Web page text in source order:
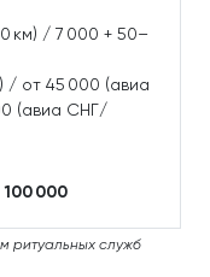
км) / 7 000 + 50–
/ от 45 000 (авиа
(авиа СНГ/
000
ритуальных служб